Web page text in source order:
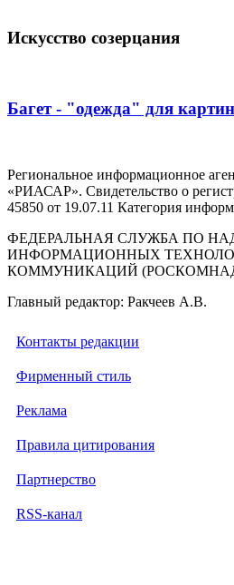
Искусство созерцания
Багет - "одежда" для картин
Региональное информационное
«РИАСАР». Свидетельство о
45850 от 19.07.11 Категория
ФЕДЕРАЛЬНАЯ СЛУЖБА ПО
ИНФОРМАЦИОННЫХ
КОММУНИКАЦИЙ
Главный редактор: Ракчеев А.В.
Контакты редакции
Фирменный стиль
Реклама
Правила цитирования
Партнерство
RSS-канал